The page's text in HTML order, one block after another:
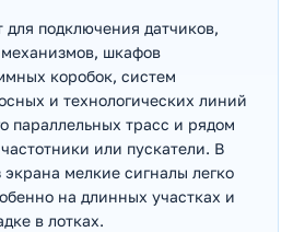
для подключения датчиков,
шкафов
коробок, систем
и технологических линий
параллельных трасс и рядом
или пускатели. В
экрана мелкие сигналы легко
на длинных участках и
в лотках.